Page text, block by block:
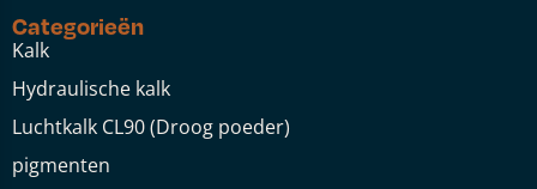
Categorieën
Kalk
Hydraulische kalk
Luchtkalk CL90 (Droog poeder)
pigmenten